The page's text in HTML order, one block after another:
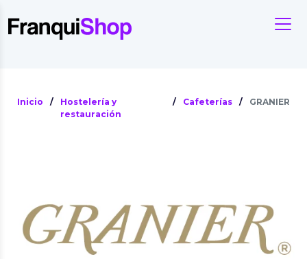
Inicio /
Hostelería y
restauración
/ Cafeterías / GRANIER